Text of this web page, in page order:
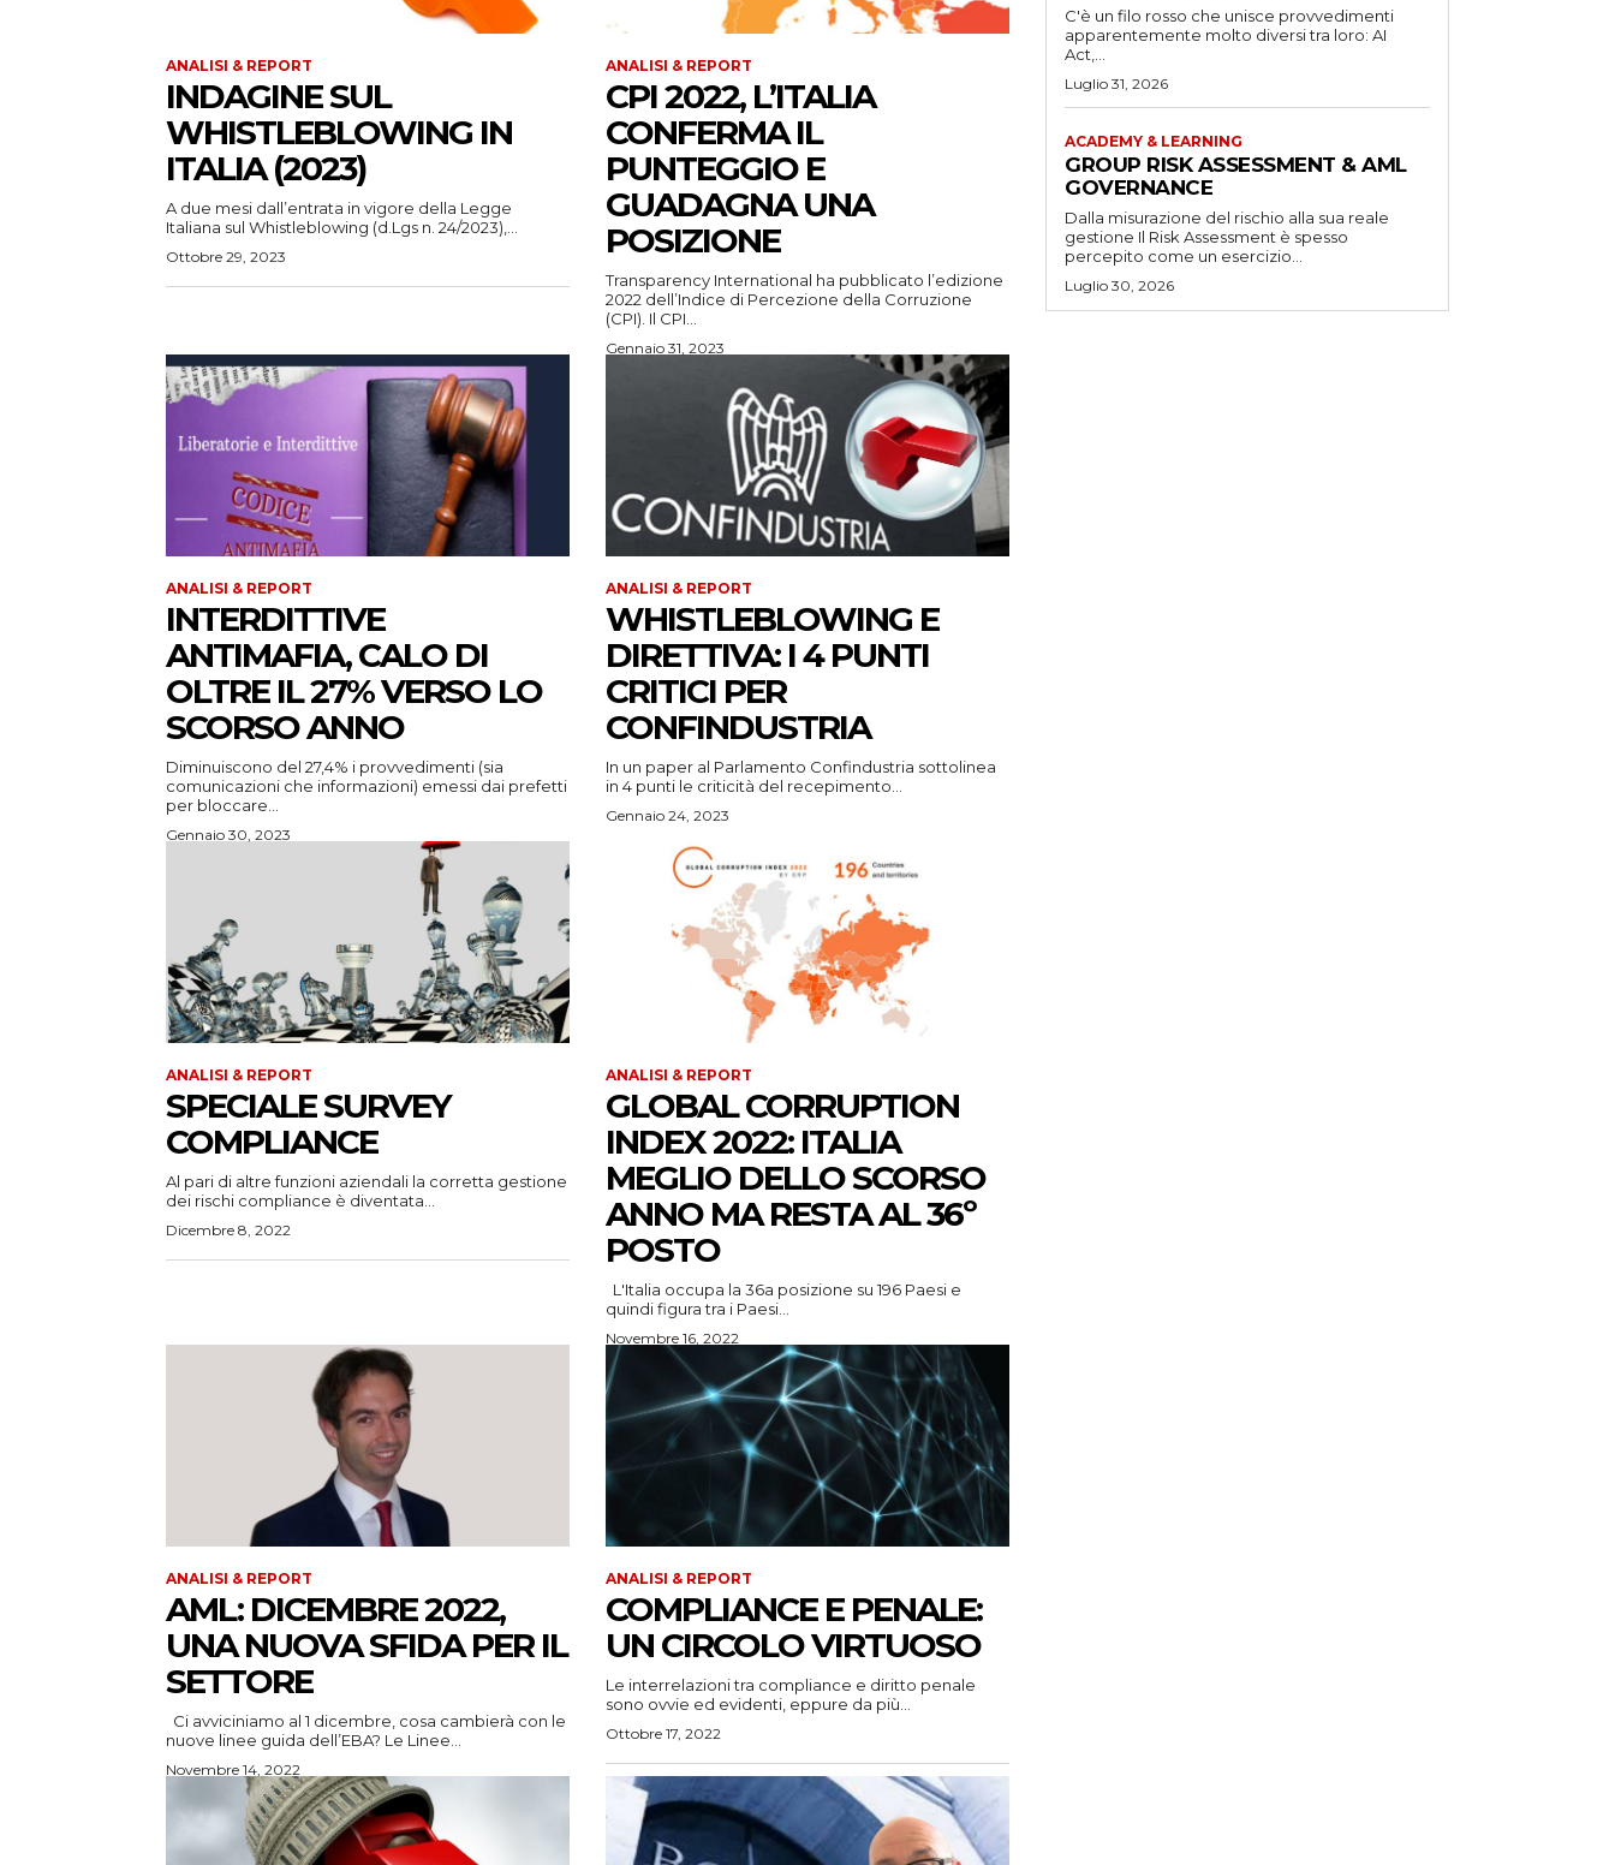
ANALISI & REPORT
INDAGINE SUL
WHISTLEBLOWING IN
ITALIA (2023)
A due mesi dall’entrata in vigore della Legge
Italiana sul Whistleblowing (d.Lgs n. 24/2023),...
Ottobre 29, 2023
ANALISI & REPORT
CPI 2022, L’ITALIA
CONFERMA IL
PUNTEGGIO E
GUADAGNA UNA
POSIZIONE
Transparency International ha pubblicato l’edizione
2022 dell’Indice di Percezione della Corruzione
(CPI). Il CPI...
Gennaio 31, 2023
ANALISI & REPORT
INTERDITTIVE
ANTIMAFIA, CALO DI
OLTRE IL 27% VERSO LO
SCORSO ANNO
Diminuiscono del 27,4% i provvedimenti (sia
comunicazioni che informazioni) emessi dai prefetti
per bloccare...
Gennaio 30, 2023
ANALISI & REPORT
WHISTLEBLOWING E
DIRETTIVA: I 4 PUNTI
CRITICI PER
CONFINDUSTRIA
In un paper al Parlamento Confindustria sottolinea
in 4 punti le criticità del recepimento...
Gennaio 24, 2023
ANALISI & REPORT
SPECIALE SURVEY
COMPLIANCE
Al pari di altre funzioni aziendali la corretta gestione
dei rischi compliance è diventata...
Dicembre 8, 2022
ANALISI & REPORT
GLOBAL CORRUPTION
INDEX 2022: ITALIA
MEGLIO DELLO SCORSO
ANNO MA RESTA AL 36º
POSTO
L'Italia occupa la 36a posizione su 196 Paesi e
quindi figura tra i Paesi...
Novembre 16, 2022
ANALISI & REPORT
AML: DICEMBRE 2022,
UNA NUOVA SFIDA PER IL
SETTORE
nuove linee guida dell’EBA? Le Linee...
Novembre 14, 2022
ANALISI & REPORT
COMPLIANCE E PENALE:
UN CIRCOLO VIRTUOSO
Le interrelazioni tra compliance e diritto penale
sono ovvie ed evidenti, eppure da più...
Ottobre 17, 2022
C'è un filo rosso che unisce provvedimenti
apparentemente molto diversi tra loro: AI
Act,...
Luglio 31, 2026
ACADEMY & LEARNING
GROUP RISK ASSESSMENT & AML
GOVERNANCE
Dalla misurazione del rischio alla sua reale
gestione Il Risk Assessment è spesso
percepito come un esercizio...
Luglio 30, 2026